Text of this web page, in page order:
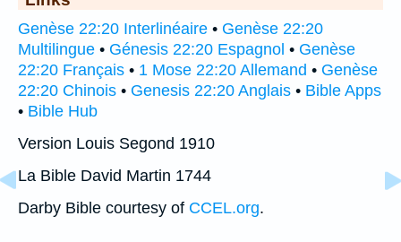
Genèse 22:20 Interlinéaire • Genèse 22:20
Multilingue • Génesis 22:20 Espagnol • Genèse
22:20 Français • 1 Mose 22:20 Allemand • Genèse
22:20 Chinois • Genesis 22:20 Anglais • Bible Apps
• Bible Hub
Version Louis Segond 1910
La Bible David Martin 1744
Darby Bible courtesy of CCEL.org.